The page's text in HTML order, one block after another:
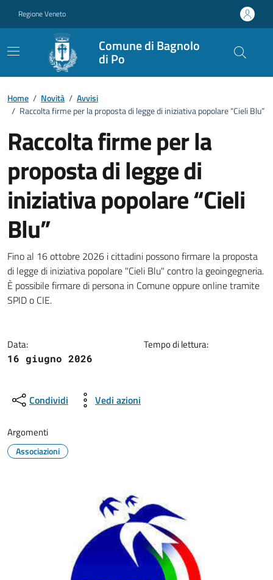
Regione Veneto
Comune di Bagnolo
di Po
Home / Novità / Avvisi
/ Raccolta firme per la proposta di legge di iniziativa popolare “Cieli Blu”
Raccolta firme per la
proposta di legge di
iniziativa popolare “Cieli
Blu”
Dettagli della notizia
Fino al 16 ottobre 2026 i cittadini possono firmare la proposta
di legge di iniziativa popolare "Cieli Blu" contro la geoingegneria.
È possibile firmare di persona in Comune oppure online tramite
SPID o CIE.
Data:
16 giugno 2026
Tempo di lettura:
Condividi Vedi azioni
Argomenti
Associazioni